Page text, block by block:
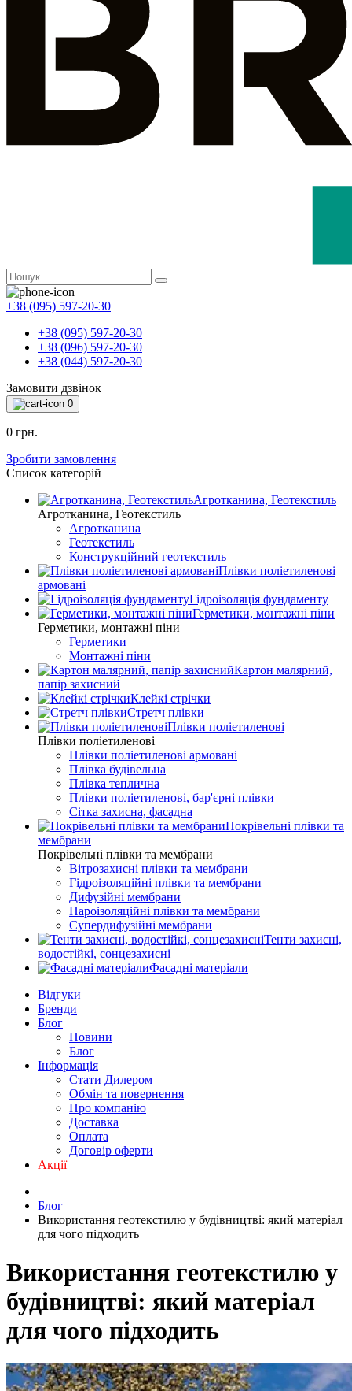
+38 (095) 597-20-30
+38 (095) 597-20-30
+38 (096) 597-20-30
+38 (044) 597-20-30
Замовити дзвінок
0
0 грн.
Зробити замовлення
Список категорій
Агротканина, Геотекстиль
Агротканина, Геотекстиль
Агротканина
Геотекстиль
Конструкційний геотекстиль
Плівки поліетиленові
армовані
Гідроізоляція фундаменту
Герметики, монтажні піни
Герметики, монтажні піни
Герметики
Монтажні піни
Картон малярний,
папір захисний
Клейкі стрічки
Стретч плівки
Плівки поліетиленові
Плівки поліетиленові
Плівки поліетиленові армовані
Плівка будівельна
Плівка теплична
Плівки поліетиленові, бар'єрні плівки
Сітка захисна, фасадна
Покрівельні плівки та
мембрани
Покрівельні плівки та мембрани
Вітрозахисні плівки та мембрани
Гідроізоляційні плівки та мембрани
Дифузійні мембрани
Пароізоляційні плівки та мембрани
Супердифузійні мембрани
Тенти захисні,
водостійкі, сонцезахисні
Фасадні матеріали
Відгуки
Бренди
Блог
Новини
Блог
Інформація
Стати Дилером
Обмін та повернення
Про компанію
Доставка
Оплата
Договір оферти
Акції
Блог
Використання геотекстилю у будівництві: який матеріал
для чого підходить
Використання геотекстилю у
будівництві: який матеріал
для чого підходить